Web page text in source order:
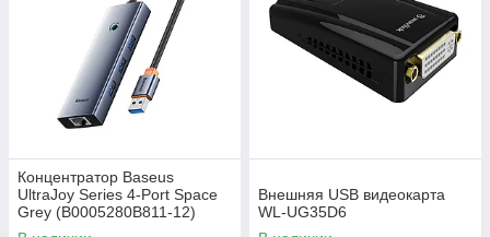
Концентратор Baseus
UltraJoy Series 4-Port Space
Grey (B0005280B811-12)
Внешняя USB видеокарта
WL-UG35D6